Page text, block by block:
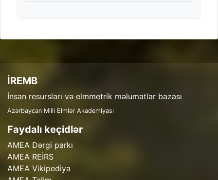
İREMB
İnsan resursları və elmmetrik məlumatlar bazası
Azərbaycan Milli Elmlər Akademiyası
Faydalı keçidlər
AMEA Dərgi parkı
AMEA REİRS
AMEA Vikipediya